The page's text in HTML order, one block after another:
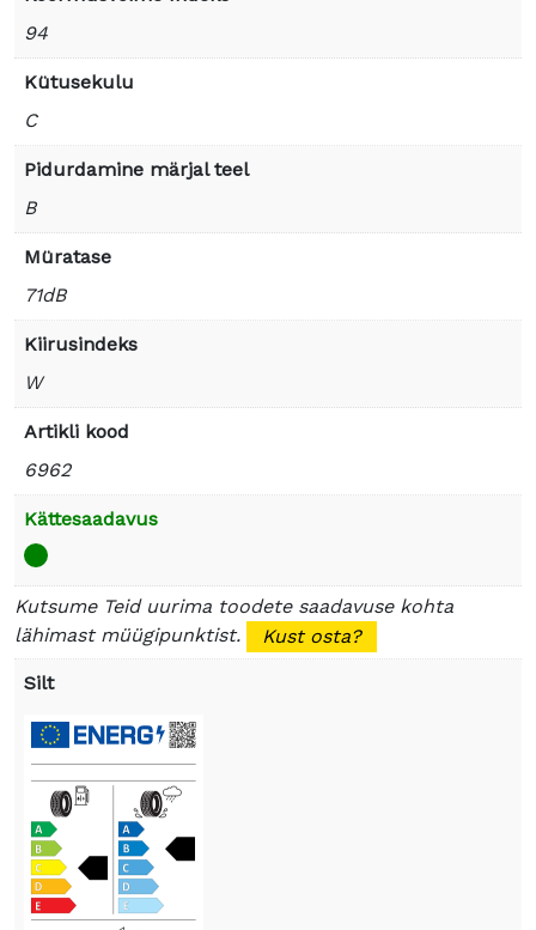
94
Kütusekulu
C
Pidurdamine märjal teel
B
Müratase
71dB
Kiirusindeks
W
Artikli kood
6962
Kättesaadavus
Kutsume Teid uurima toodete saadavuse kohta
lähimast müügipunktist.
Kust osta?
Silt